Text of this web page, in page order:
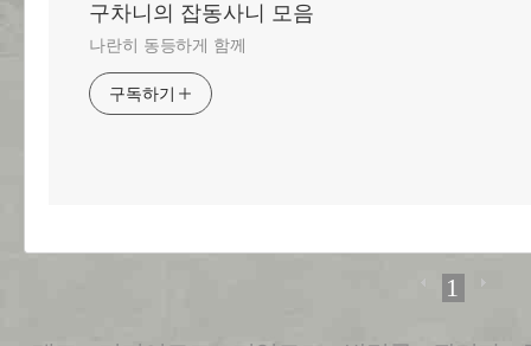
구차니의 잡동사니 모음
나란히 동등하게 함께
구독하기
1